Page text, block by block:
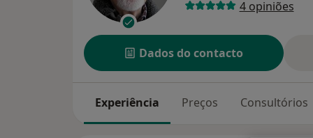
4 opiniões
Dados do contacto
Experiência Preços Consultórios